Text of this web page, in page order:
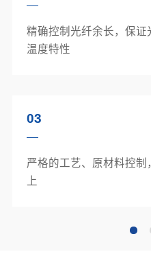
精确控制光纤余长，保证
温度特性
03
严格的工艺、原材料控
上